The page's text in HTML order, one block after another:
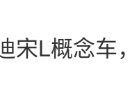
宋L概念车